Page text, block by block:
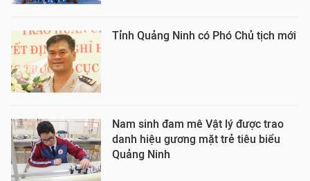
Tỉnh Quảng Ninh có Phó Chủ tịch mới
Nam sinh đam mê Vật lý được trao
danh hiệu gương mặt trẻ tiêu biểu
Quảng Ninh